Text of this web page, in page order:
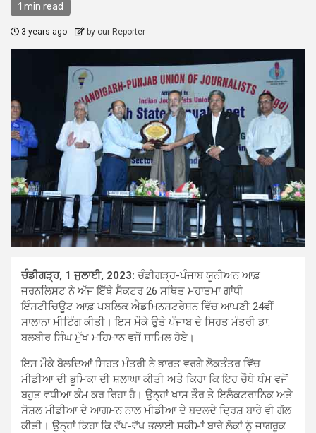
1 min read
3 years ago by our Reporter
ਚੰਡੀਗੜ੍ਹ, 1 ਜੁਲਾਈ, 2023: ਚੰਡੀਗੜ੍ਹ-ਪੰਜਾਬ ਯੂਨੀਅਨ ਆਫ਼
ਜਰਨਲਿਸਟ ਨੇ ਅੱਜ ਇੱਥੇ ਸੈਕਟਰ 26 ਸਥਿਤ ਮਹਾਤਮਾ ਗਾਂਧੀ
ਇੰਸਟੀਚਿਊਟ ਆਫ਼ ਪਬਲਿਕ ਐਡਮਿਨਸਟਰੇਸ਼ਨ ਵਿੱਚ ਆਪਣੀ 24ਵੀਂ
ਸਾਲਾਨਾ ਮੀਟਿੰਗ ਕੀਤੀ। ਇਸ ਮੌਕੇ ਉਤੇ ਪੰਜਾਬ ਦੇ ਸਿਹਤ ਮੰਤਰੀ ਡਾ.
ਬਲਬੀਰ ਸਿੰਘ ਮੁੱਖ ਮਹਿਮਾਨ ਵਜੋਂ ਸ਼ਾਮਿਲ ਹੋਏ।
ਇਸ ਮੌਕੇ ਬੋਲਦਿਆਂ ਸਿਹਤ ਮੰਤਰੀ ਨੇ ਭਾਰਤ ਵਰਗੇ ਲੋਕਤੰਤਰ ਵਿੱਚ
ਮੀਡੀਆ ਦੀ ਭੂਮਿਕਾ ਦੀ ਸ਼ਲਾਘਾ ਕੀਤੀ ਅਤੇ ਕਿਹਾ ਕਿ ਇਹ ਚੌਥੇ ਥੰਮ ਵਜੋਂ
ਬਹੁਤ ਵਧੀਆ ਕੰਮ ਕਰ ਰਿਹਾ ਹੈ। ਉਨ੍ਹਾਂ ਖਾਸ ਤੌਰ ਤੇ ਇਲੈਕਟਰਾਨਿਕ ਅਤੇ
ਸੋਸ਼ਲ ਮੀਡੀਆ ਦੇ ਆਗਮਨ ਨਾਲ ਮੀਡੀਆ ਦੇ ਬਦਲਦੇ ਦ੍ਰਿਸ਼ ਬਾਰੇ ਵੀ ਗੱਲ
ਕੀਤੀ। ਉਨ੍ਹਾਂ ਕਿਹਾ ਕਿ ਵੱਖ-ਵੱਖ ਭਲਾਈ ਸਕੀਮਾਂ ਬਾਰੇ ਲੋਕਾਂ ਨੂੰ ਜਾਗਰੂਕ